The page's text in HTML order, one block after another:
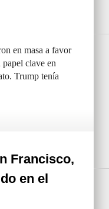
en masa a favor
clave en
Trump tenía
Francisco,
en el